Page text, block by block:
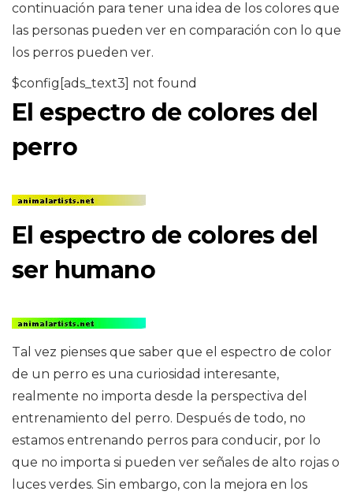
continuación para tener una idea de los colores que
las personas pueden ver en comparación con lo que
los perros pueden ver.
$config[ads_text3] not found
El espectro de colores del
perro
El espectro de colores del
ser humano
Tal vez pienses que saber que el espectro de color
de un perro es una curiosidad interesante,
realmente no importa desde la perspectiva del
entrenamiento del perro. Después de todo, no
estamos entrenando perros para conducir, por lo
que no importa si pueden ver señales de alto rojas o
luces verdes. Sin embargo, con la mejora en los